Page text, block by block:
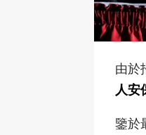
由於
人安
鑒於